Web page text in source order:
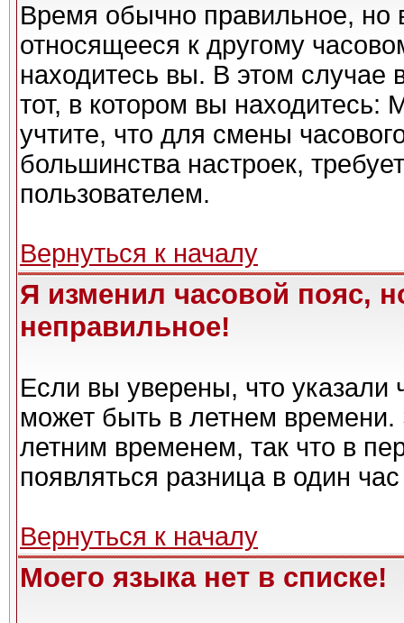
Время обычно правильное, но
относящееся к другому
находитесь вы. В этом случае
тот, в котором вы находитесь:
учтите, что для смены
большинства настроек,
пользователем.
Вернуться к началу
Я изменил часовой пояс,
неправильное!
Если вы уверены, что указали
может быть в летнем
летним временем, так что в
появляться разница в один
Вернуться к началу
Моего языка нет в списке!